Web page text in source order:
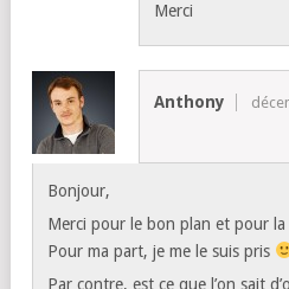
Merci
Anthony
Bonjour,
Merci pour le bon plan et pour
Pour ma part, je me le suis pris
Par contre, est ce que l’on sait